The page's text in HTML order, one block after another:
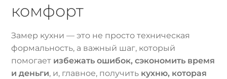
комфорт
Замер кухни — это не просто техническая
формальность, а важный шаг, который
помогает избежать ошибок, сэкономить время
и деньги, и, главное, получить кухню, которая